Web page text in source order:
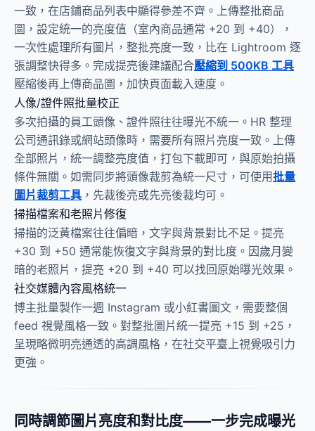
一致，在店鋪商品列表中顯得參差不齊。上傳整批商品
圖，設定統一的亮度值（室內商品通常 +20 到 +40），
一次性處理所有圖片，整批亮度一致，比在 Lightroom 逐
張調整快得多。完成提亮後建議配合壓縮到 500KB 工具
壓縮後再上傳商品圖，加快頁面載入速度。
人像/證件照批量校正
多次拍攝的員工頭像、證件照往往曝光不統一。HR 整理
公司通訊錄或網站頭像時，需要所有照片亮度一致。上傳
全部照片，統一調整亮度值，打包下載即可，與原始拍攝
條件無關。如需同步將頭像裁剪為統一尺寸，可使用批量
圖片裁剪工具 ，先裁後亮或先亮後裁均可。
掃描檔案和老照片修復
掃描的泛黃檔案往往偏暗，文字與背景對比不足。提亮
+30 到 +50 通常能恢復文字與背景的對比度。因歲月變
暗的老照片，提亮 +20 到 +40 可以找回原始曝光效果。
社交媒體內容風格統一
博主批量製作一週 Instagram 或小紅書圖文，需要整個
feed 視覺風格一致。對整批圖片統一提亮 +15 到 +25，
呈現略微明亮通透的高調風格，在社交平臺上視覺吸引力
更強。
同時調節圖片亮度和對比度——一步完成曝光